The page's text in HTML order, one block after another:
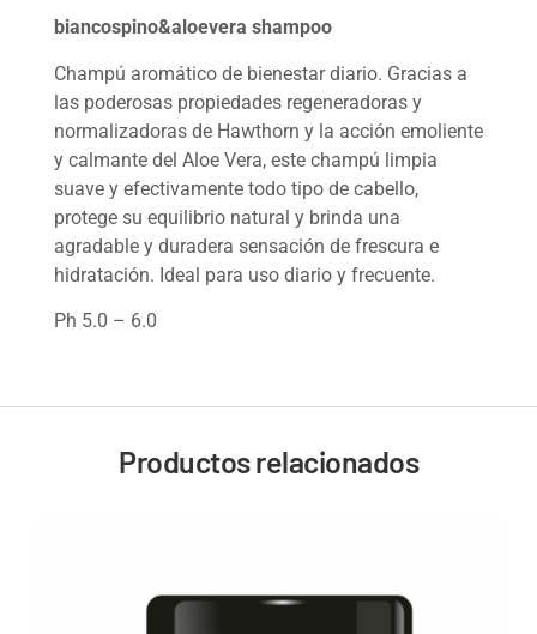
biancospino&aloevera shampoo
Champú aromático de bienestar diario. Gracias a
las poderosas propiedades regeneradoras y
normalizadoras de Hawthorn y la acción emoliente
y calmante del Aloe Vera, este champú limpia
suave y efectivamente todo tipo de cabello,
protege su equilibrio natural y brinda una
agradable y duradera sensación de frescura e
hidratación. Ideal para uso diario y frecuente.
Ph 5.0 – 6.0
Productos relacionados